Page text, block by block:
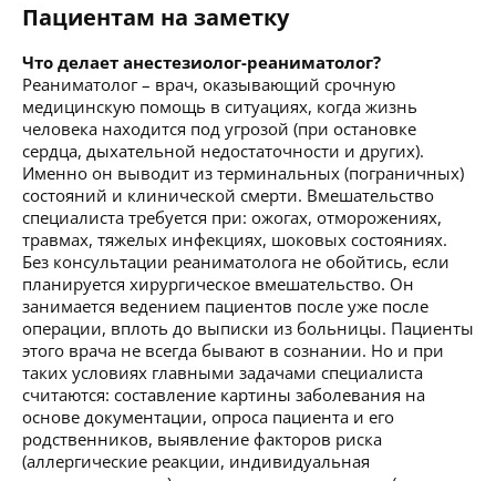
Пациентам на заметку
Что делает анестезиолог-реаниматолог?
Реаниматолог – врач, оказывающий срочную
медицинскую помощь в ситуациях, когда жизнь
человека находится под угрозой (при остановке
сердца, дыхательной недостаточности и других).
Именно он выводит из терминальных (пограничных)
состояний и клинической смерти. Вмешательство
специалиста требуется при: ожогах, отморожениях,
травмах, тяжелых инфекциях, шоковых состояниях.
Без консультации реаниматолога не обойтись, если
планируется хирургическое вмешательство. Он
занимается ведением пациентов после уже после
операции, вплоть до выписки из больницы. Пациенты
этого врача не всегда бывают в сознании. Но и при
таких условиях главными задачами специалиста
считаются: составление картины заболевания на
основе документации, опроса пациента и его
родственников, выявление факторов риска
(аллергические реакции, индивидуальная